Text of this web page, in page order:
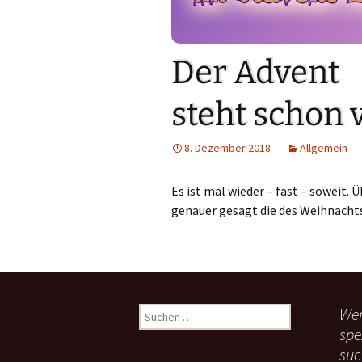
Links
Oekum.
PGR-Wahl 2019
Prävention im
Seelsorglicher
Terminplan
Unsere
Der Advent
steht schon
8. Dezember 2018 Allgemein
Es ist mal wieder – fast – soweit.
genauer gesagt die des
u